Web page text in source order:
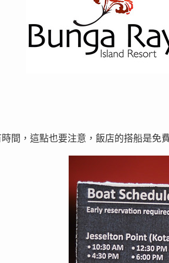
間，這點也要注意，飯店的搭船是免